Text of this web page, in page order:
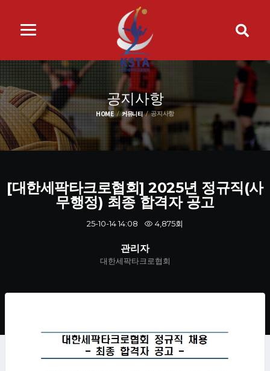
공지사항
HOME 커뮤니티 공지사항
[대한세팍타크로협회] 2025년 정규직(사
무행정) 최종 합격자 공고
25-10-14 14:08 4,875회
관리자
대한세팍타크로협회